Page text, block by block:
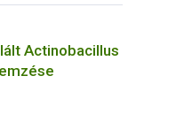
Actinobacillus